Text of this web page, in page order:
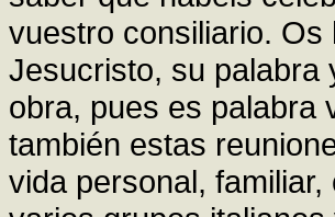
vuestro consiliario.
Jesucristo, su palabra
obra, pues es palabra
también estas
vida personal,